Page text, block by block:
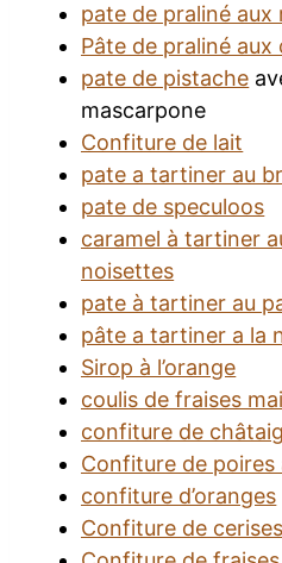
pate de praliné aux
Pâte de praliné aux
pate de pistache
mascarpone
Confiture de lait
pate a tartiner au
pate de speculoos
caramel à tartiner
noisettes
pate à tartiner au
pâte a tartiner a la
Sirop à l’orange
coulis de fraises
confiture de
Confiture de poires
confiture d’oranges
Confiture de cerises